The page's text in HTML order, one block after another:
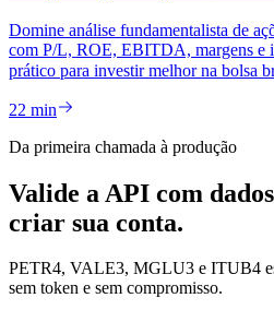
Domine análise fundamentalista de
com P/L, ROE, EBITDA, margens e
prático para investir melhor na bolsa
22 min
Da primeira chamada à produção
Valide a API com
criar sua conta.
PETR4, VALE3, MGLU3 e ITUB4
sem token e sem compromisso.